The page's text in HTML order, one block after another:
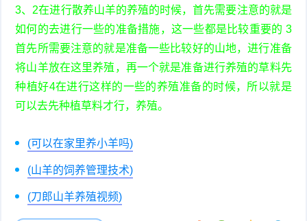
3、2在进行散养山羊的养殖的时候，首先需要注意的就是
如何的去进行一些的准备措施，这一些都是比较重要的 3
首先所需要注意的就是准备一些比较好的山地，进行准备
将山羊放在这里养殖，再一个就是准备进行养殖的草料先
种植好4在进行这样的一些的养殖准备的时候，所以就是
可以去先种植草料才行，养殖。
(可以在家里养小羊吗)
(山羊的饲养管理技术)
(刀郎山羊养殖视频)